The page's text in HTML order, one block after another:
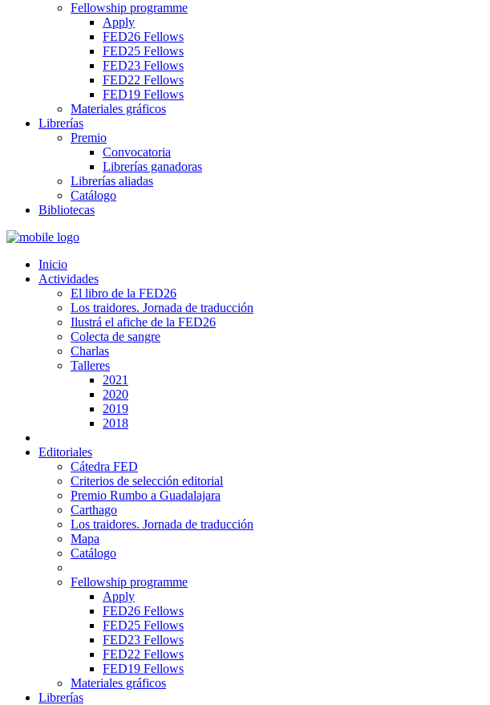
Fellowship programme
Apply
FED26 Fellows
FED25 Fellows
FED23 Fellows
FED22 Fellows
FED19 Fellows
Materiales gráficos
Librerías
Premio
Convocatoria
Librerías ganadoras
Librerías aliadas
Catálogo
Bibliotecas
Inicio
Actividades
El libro de la FED26
Los traidores. Jornada de traducción
Ilustrá el afiche de la FED26
Colecta de sangre
Charlas
Talleres
2021
2020
2019
2018
Editoriales
Cátedra FED
Criterios de selección editorial
Premio Rumbo a Guadalajara
Carthago
Los traidores. Jornada de traducción
Mapa
Catálogo
Fellowship programme
Apply
FED26 Fellows
FED25 Fellows
FED23 Fellows
FED22 Fellows
FED19 Fellows
Materiales gráficos
Librerías